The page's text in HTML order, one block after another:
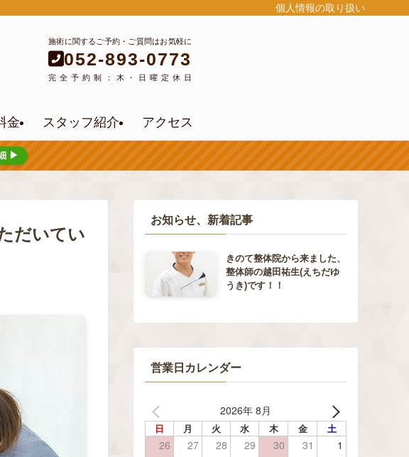
個人情報の取り扱い
施術に関するご予約・ご質問はお気軽に
052-893-0773
完全予約制：木・日曜定休日
金 スタッフ紹介 アクセス
▶
だいてい
お知らせ、新着記事
きのて整体院から来ました、
整体師の越田祐生(えちだゆ
うき)です！！
営業日カレンダー
2026年 8月
日 月 火 水 木 金 土
26 27 28 29 30 31 1